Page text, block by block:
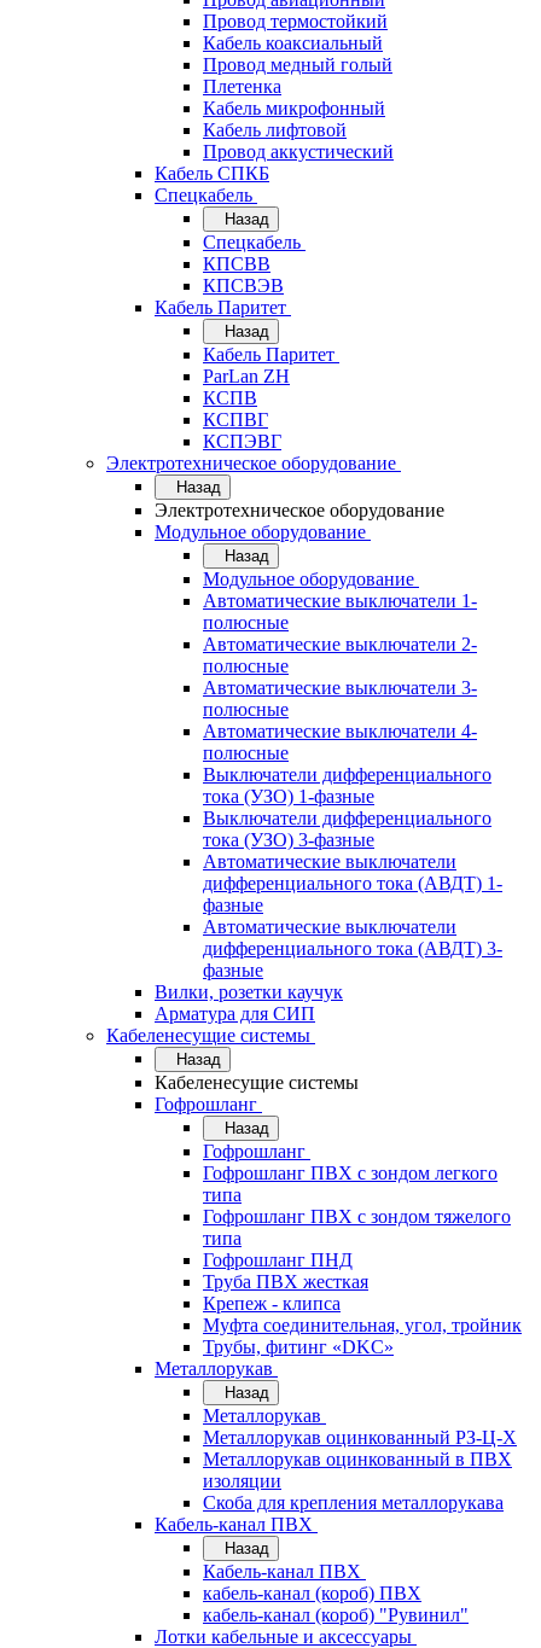
Провод термостойкий
Кабель коаксиальный
Провод медный голый
Плетенка
Кабель микрофонный
Кабель лифтовой
Провод аккустический
Кабель СПКБ
Спецкабель
Назад
Спецкабель
КПСВВ
КПСВЭВ
Кабель Паритет
Назад
Кабель Паритет
ParLan ZH
КСПВ
КСПВГ
КСПЭВГ
Электротехническое оборудование
Назад
Электротехническое оборудование
Модульное оборудование
Назад
Модульное оборудование
Автоматические выключатели 1-
полюсные
Автоматические выключатели 2-
полюсные
Автоматические выключатели 3-
полюсные
Автоматические выключатели 4-
полюсные
Выключатели дифференциального
тока (УЗО) 1-фазные
Выключатели дифференциального
тока (УЗО) 3-фазные
Автоматические выключатели
дифференциального тока (АВДТ) 1-
фазные
Автоматические выключатели
дифференциального тока (АВДТ) 3-
фазные
Вилки, розетки каучук
Арматура для СИП
Кабеленесущие системы
Назад
Кабеленесущие системы
Гофрошланг
Назад
Гофрошланг
Гофрошланг ПВХ с зондом легкого
типа
Гофрошланг ПВХ с зондом тяжелого
типа
Гофрошланг ПНД
Труба ПВХ жесткая
Крепеж - клипса
Муфта соединительная, угол, тройник
Трубы, фитинг «DKC»
Металлорукав
Назад
Металлорукав
Металлорукав оцинкованный РЗ-Ц-Х
Металлорукав оцинкованный в ПВХ
изоляции
Скоба для крепления металлорукава
Кабель-канал ПВХ
Назад
Кабель-канал ПВХ
кабель-канал (короб) ПВХ
кабель-канал (короб) "Рувинил"
Лотки кабельные и аксессуары